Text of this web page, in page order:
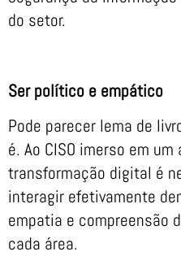
do setor.
Ser político e empático
Pode parecer lema de
é. Ao CISO imerso em
transformação digital é
interagir efetivamente
empatia e compreensão
cada área.